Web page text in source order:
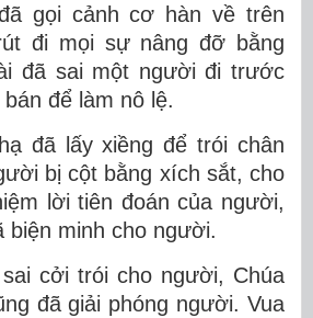
gọi cảnh cơ hàn về trên
đi mọi sự nâng đỡ bằng
đã sai một người đi trước
để làm nô lệ.
đã lấy xiềng để trói chân
bị cột bằng xích sắt, cho
lời tiên đoán của người,
biện minh cho người.
cởi trói cho người, Chúa
đã giải phóng người. Vua